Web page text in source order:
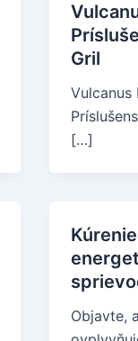
Gril
Vulcanus
[…]
Objavte,